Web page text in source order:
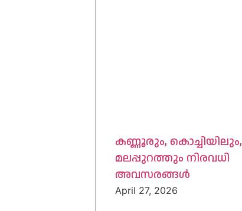
കണ്ണൂരും, കൊച്ചിയിലും,
മലപ്പുറത്തും നിരവധി
അവസരങ്ങൾ
April 27, 2026